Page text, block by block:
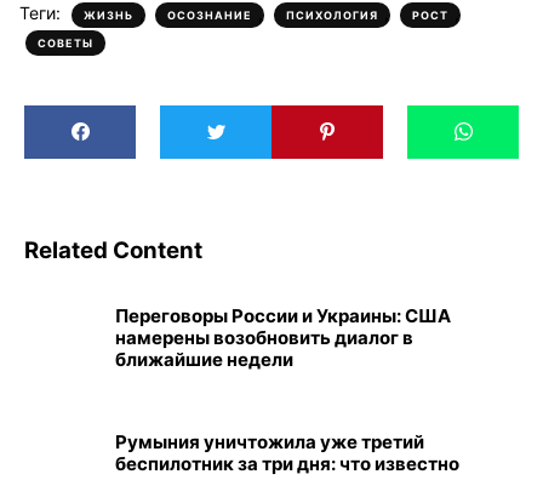
Теги: ЖИЗНЬ , ОСОЗНАНИЕ , ПСИХОЛОГИЯ , РОСТ ,
СОВЕТЫ
Related Content
Переговоры России и Украины: США
намерены возобновить диалог в
ближайшие недели
Румыния уничтожила уже третий
беспилотник за три дня: что известно